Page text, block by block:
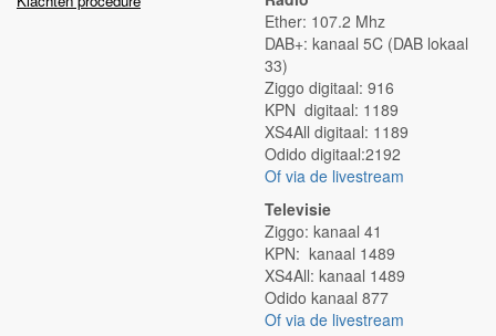
Ether: 107.2 Mhz
DAB+: kanaal 5C (DAB lokaal
33)
Ziggo digitaal: 916
KPN digitaal: 1189
XS4All digitaal: 1189
Odido digitaal:2192
Of via de livestream
Televisie
Ziggo: kanaal 41
KPN: kanaal 1489
XS4All: kanaal 1489
Odido kanaal 877
Of via de livestream